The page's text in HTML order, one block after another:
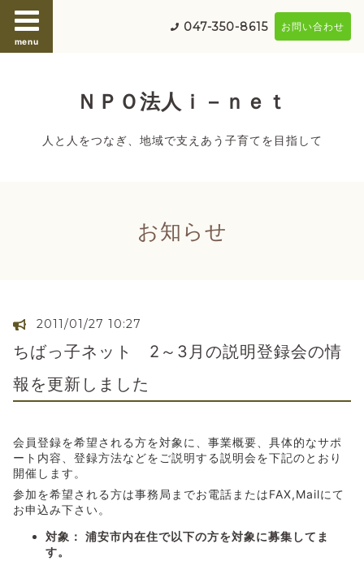
menu
047-350-8615 お問い合わせ
ＮＰＯ法人ｉ－ｎｅｔ
人と人をつなぎ、地域で支えあう子育てを目指して
お知らせ
2011/01/27 10:27
ちばっ子ネット 2～3月の説明登録会の情
報を更新しました
会員登録を希望される方を対象に、事業概要、具体的なサポ
ート内容、登録方法などをご説明する説明会を下記のとおり
開催します。
参加を希望される方は事務局までお電話またはFAX,Mailにて
お申込み下さい。
対象： 浦安市内在住で以下の方を対象に募集してま
す。